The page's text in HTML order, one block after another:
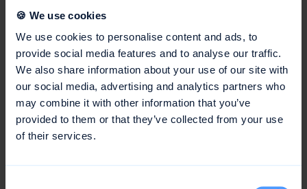
🍪 We use cookies
We use cookies to personalise content and ads, to
provide social media features and to analyse our traffic.
We also share information about your use of our site with
our social media, advertising and analytics partners who
may combine it with other information that you’ve
provided to them or that they’ve collected from your use
of their services.
Gilt, wenn du dich auf einen Job bei uns bewirbst.
Öffnen
Marktforschung
Gilt, wenn du an unseren Usability-Tests
teilnimmst.